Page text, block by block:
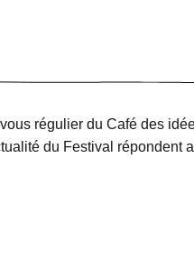
régulier du Café des
du Festival répondent